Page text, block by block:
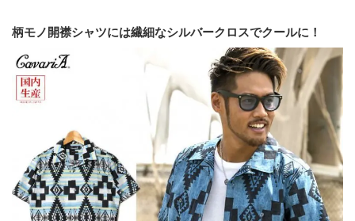
柄モノ開襟シャツには繊細なシルバークロスでクールに！